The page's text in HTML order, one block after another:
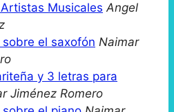
Musicales Angel
el saxofón Naimar
y 3 letras para
Jiménez Romero